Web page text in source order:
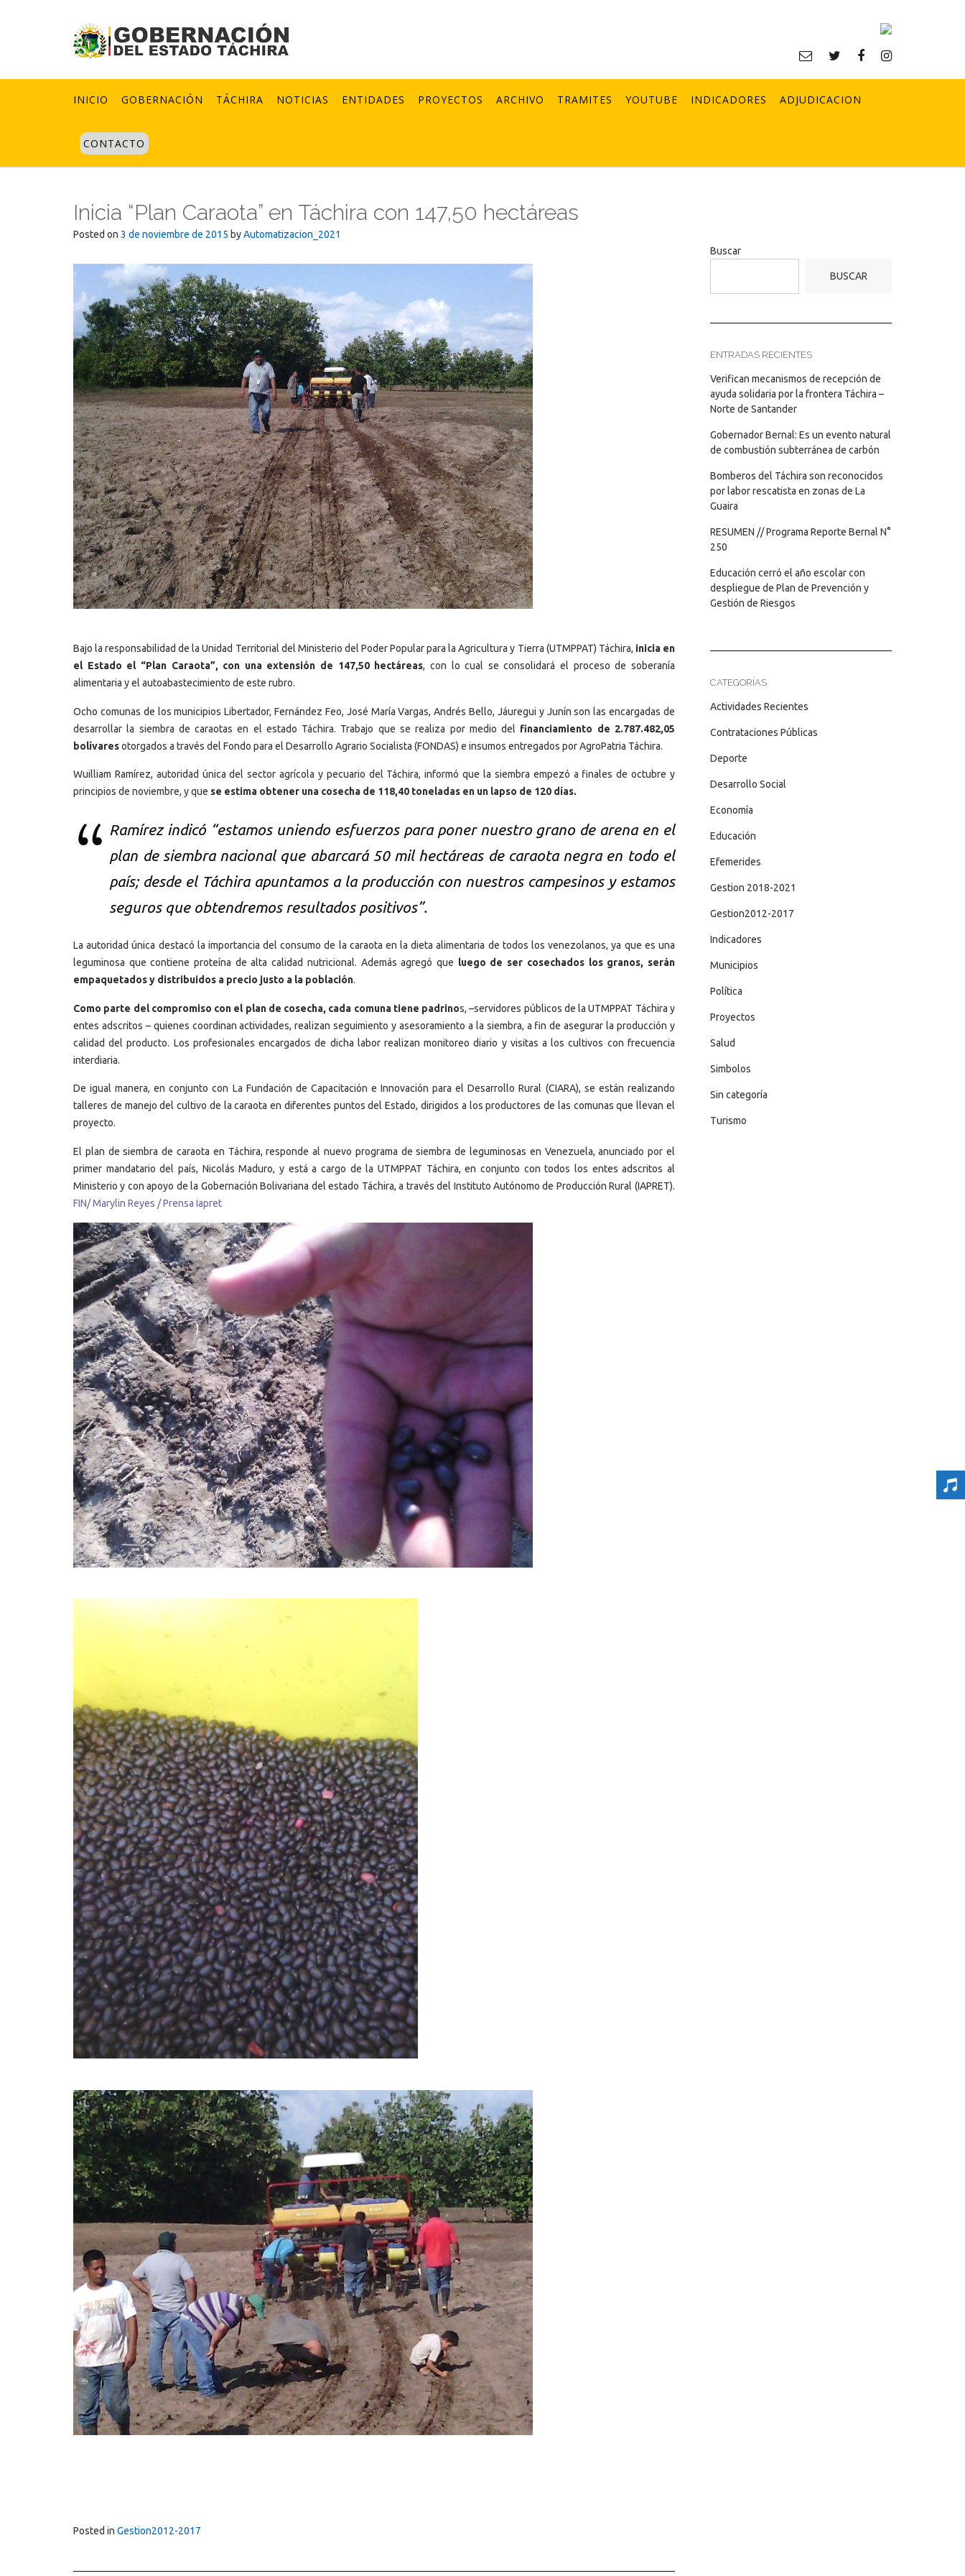
INICIO GOBERNACIÓN TÁCHIRA NOTICIAS ENTIDADES PROYECTOS ARCHIVO TRAMITES YOUTUBE INDICADORES ADJUDICACION
CONTACTO
Inicia “Plan Caraota” en Táchira con 147,50 hectáreas
Posted on 3 de noviembre de 2015 byAutomatizacion_2021
Bajo la responsabilidad de la Unidad Territorial del Ministerio del Poder Popular para la Agricultura y Tierra (UTMPPAT) Táchira, inicia en
el Estado el “Plan Caraota”, con una extensión de 147,50 hectáreas, con lo cual se consolidará el proceso de soberanía
alimentaria y el autoabastecimiento de este rubro.
Ocho comunas de los municipios Libertador, Fernández Feo, José María Vargas, Andrés Bello, Jáuregui y Junín son las encargadas de
desarrollar la siembra de caraotas en el estado Táchira. Trabajo que se realiza por medio del financiamiento de 2.787.482,05
bolívaresotorgados a través del Fondo para el Desarrollo Agrario Socialista (FONDAS) e insumos entregados por AgroPatria Táchira.
Wuilliam Ramírez, autoridad única del sector agrícola y pecuario del Táchira, informó que la siembra empezó a finales de octubre y
principios de noviembre, y que se estima obtener una cosecha de 118,40 toneladas en un lapso de 120 días.
Ramírez indicó “estamos uniendo esfuerzos para poner nuestro grano de arena en el
plan de siembra nacional que abarcará 50 mil hectáreas de caraota negra en todo el
país; desde el Táchira apuntamos a la producción con nuestros campesinos y estamos
seguros que obtendremos resultados positivos”.
La autoridad única destacó la importancia del consumo de la caraota en la dieta alimentaria de todos los venezolanos, ya que es una
leguminosa que contiene proteína de alta calidad nutricional. Además agregó que luego de ser cosechados los granos, serán
empaquetados y distribuidos a precio justo a la población.
Como parte del compromiso con el plan de cosecha, cada comuna tiene padrinos, –servidores públicos de la UTMPPAT Táchira y
entes adscritos – quienes coordinan actividades, realizan seguimiento y asesoramiento a la siembra, a fin de asegurar la producción y
calidad del producto. Los profesionales encargados de dicha labor realizan monitoreo diario y visitas a los cultivos con frecuencia
interdiaria.
De igual manera, en conjunto con La Fundación de Capacitación e Innovación para el Desarrollo Rural (CIARA), se están realizando
talleres de manejo del cultivo de la caraota en diferentes puntos del Estado, dirigidos a los productores de las comunas que llevan el
proyecto.
El plan de siembra de caraota en Táchira, responde al nuevo programa de siembra de leguminosas en Venezuela, anunciado por el
primer mandatario del país, Nicolás Maduro, y está a cargo de la UTMPPAT Táchira, en conjunto con todos los entes adscritos al
Ministerio y con apoyo de la Gobernación Bolivariana del estado Táchira, a través del Instituto Autónomo de Producción Rural (IAPRET).
FIN/ Marylin Reyes / Prensa Iapret
Posted in Gestion2012-2017
Buscar
BUSCAR
ENTRADAS RECIENTES
Verifican mecanismos de recepción de
ayuda solidaria por la frontera Táchira –
Norte de Santander
Gobernador Bernal: Es un evento natural
de combustión subterránea de carbón
Bomberos del Táchira son reconocidos
por labor rescatista en zonas de La
Guaira
RESUMEN // Programa Reporte Bernal N°
250
Educación cerró el año escolar con
despliegue de Plan de Prevención y
Gestión de Riesgos
CATEGORÍAS
Actividades Recientes
Contrataciones Públicas
Deporte
Desarrollo Social
Economía
Educación
Efemerides
Gestion 2018-2021
Gestion2012-2017
Indicadores
Municipios
Política
Proyectos
Salud
Simbolos
Sin categoría
Turismo